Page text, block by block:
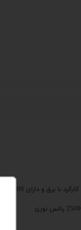
کارکرد با برق و دارای 250000